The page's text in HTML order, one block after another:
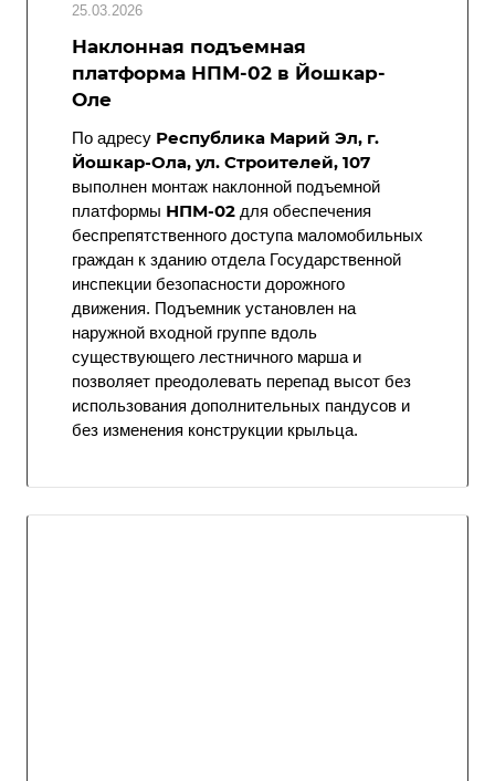
25.03.2026
Наклонная подъемная
платформа НПМ-02 в Йошкар-
Оле
По адресу Республика Марий Эл, г.
Йошкар-Ола, ул. Строителей, 107
выполнен монтаж наклонной подъемной
платформы НПМ-02 для обеспечения
беспрепятственного доступа маломобильных
граждан к зданию отдела Государственной
инспекции безопасности дорожного
движения. Подъемник установлен на
наружной входной группе вдоль
существующего лестничного марша и
позволяет преодолевать перепад высот без
использования дополнительных пандусов и
без изменения конструкции крыльца.